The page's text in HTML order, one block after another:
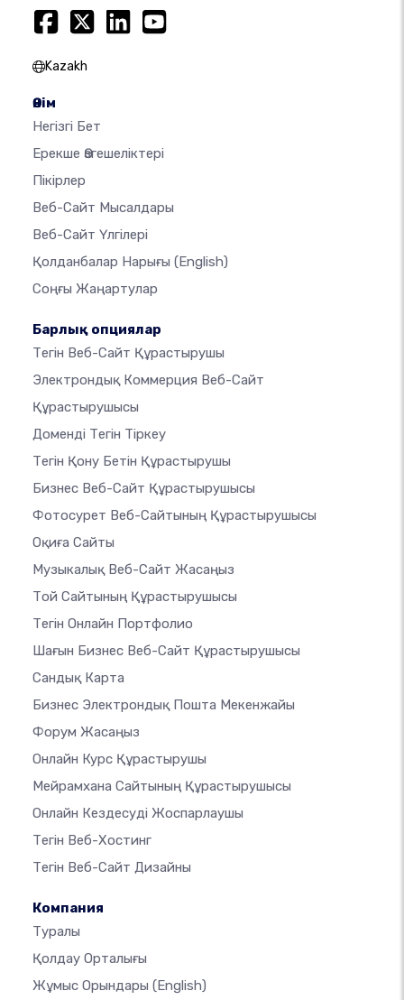
Kazakh
Өнім
Негізгі Бет
Ерекше Өзгешеліктері
Пікірлер
Веб-Сайт Мысалдары
Веб-Сайт Үлгілері
Қолданбалар Нарығы (English)
Соңғы Жаңартулар
Барлық опциялар
Тегін Веб-Сайт Құрастырушы
Электрондық Коммерция Веб-Сайт
Құрастырушысы
Доменді Тегін Тіркеу
Тегін Қону Бетін Құрастырушы
Бизнес Веб-Сайт Құрастырушысы
Фотосурет Веб-Сайтының Құрастырушысы
Оқиға Сайты
Музыкалық Веб-Сайт Жасаңыз
Той Сайтының Құрастырушысы
Тегін Онлайн Портфолио
Шағын Бизнес Веб-Сайт Құрастырушысы
Сандық Карта
Бизнес Электрондық Пошта Мекенжайы
Форум Жасаңыз
Онлайн Курс Құрастырушы
Мейрамхана Сайтының Құрастырушысы
Онлайн Кездесуді Жоспарлаушы
Тегін Веб-Хостинг
Тегін Веб-Сайт Дизайны
Компания
Туралы
Қолдау Орталығы
Жұмыс Орындары (English)